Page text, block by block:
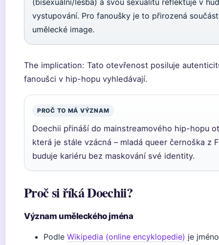
(bisexuální/lesba) a svou sexualitu reflektuje v
vystupování. Pro fanoušky je to přirozená
umělecké image.
The implication: Tato otevřenost posiluje
fanoušci v hip-hopu vyhledávají.
PROČ TO MÁ VÝZNAM
Doechii přináší do mainstreamového hip-hopu
která je stále vzácná – mladá queer černoška z
buduje kariéru bez maskování své identity.
Proč si říká Doechii?
Význam uměleckého jména
Podle Wikipedia (online encyklopedie) je